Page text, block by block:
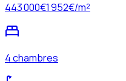
443 000€1 952€/m²
4 chambres